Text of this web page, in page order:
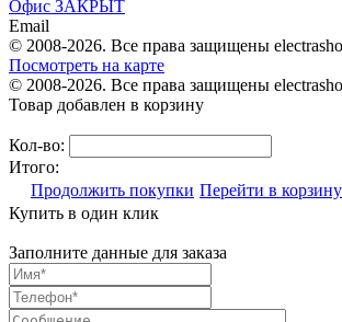
Офис ЗАКРЫТ
Email
© 2008-2026. Все права защищены
Посмотреть на карте
© 2008-2026. Все права защищены
Товар добавлен в корзину
Кол-во:
Итого:
Продолжить покупки Перейти в корзину
Купить в один клик
Заполните данные для заказа